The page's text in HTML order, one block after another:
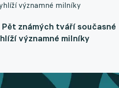
významné milníky
známých tváří současné
významné milníky